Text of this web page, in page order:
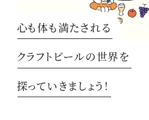
心も体も満たされる
クラフトビールの世界を
探っていきましょう！